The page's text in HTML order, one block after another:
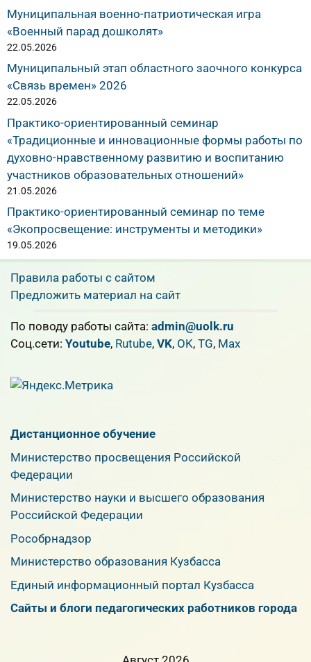
Муниципальная военно-патриотическая игра
«Военный парад дошколят»
22.05.2026
Муниципальный этап областного заочного конкурса
«Связь времен» 2026
22.05.2026
Практико-ориентированный семинар
«Традиционные и инновационные формы работы по
духовно-нравственному развитию и воспитанию
участников образовательных отношений»
21.05.2026
Практико-ориентированный семинар по теме
«Экопросвещение: инструменты и методики»
19.05.2026
Правила работы с сайтом
Предложить материал на сайт
По поводу работы сайта: admin@uolk.ru
Cоц.сети: Youtube, Rutube, VK, OK, TG, Max
Дистанционное обучение
Министерство просвещения Российской
Федерации
Министерство науки и высшего образования
Российской Федерации
Рособрнадзор
Министерство образования Кузбасса
Единый информационный портал Кузбасса
Сайты и блоги педагогических работников города